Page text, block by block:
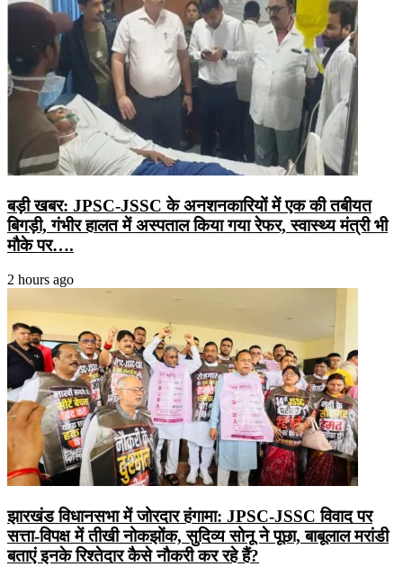
बड़ी खबर: JPSC-JSSC के अनशनकारियों में एक की तबीयत
बिगड़ी, गंभीर हालत में अस्पताल किया गया रेफर, स्वास्थ्य मंत्री भी
मौके पर….
2 hours ago
झारखंड विधानसभा में जोरदार हंगामा: JPSC-JSSC विवाद पर
सत्ता-विपक्ष में तीखी नोकझोंक, सुदिव्य सोनू ने पूछा, बाबूलाल मरांडी
बताएं इनके रिश्तेदार कैसे नौकरी कर रहे हैं?